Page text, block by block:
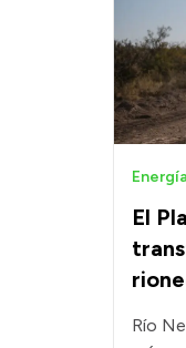
El
Energía
Río